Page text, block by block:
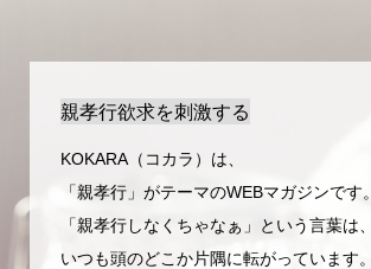
親孝行欲求を刺激する
KOKARA（コカラ）は、
「親孝行」がテーマのWEBマガジンです。
「親孝行しなくちゃなぁ」という言葉は、
いつも頭のどこか片隅に転がっています。